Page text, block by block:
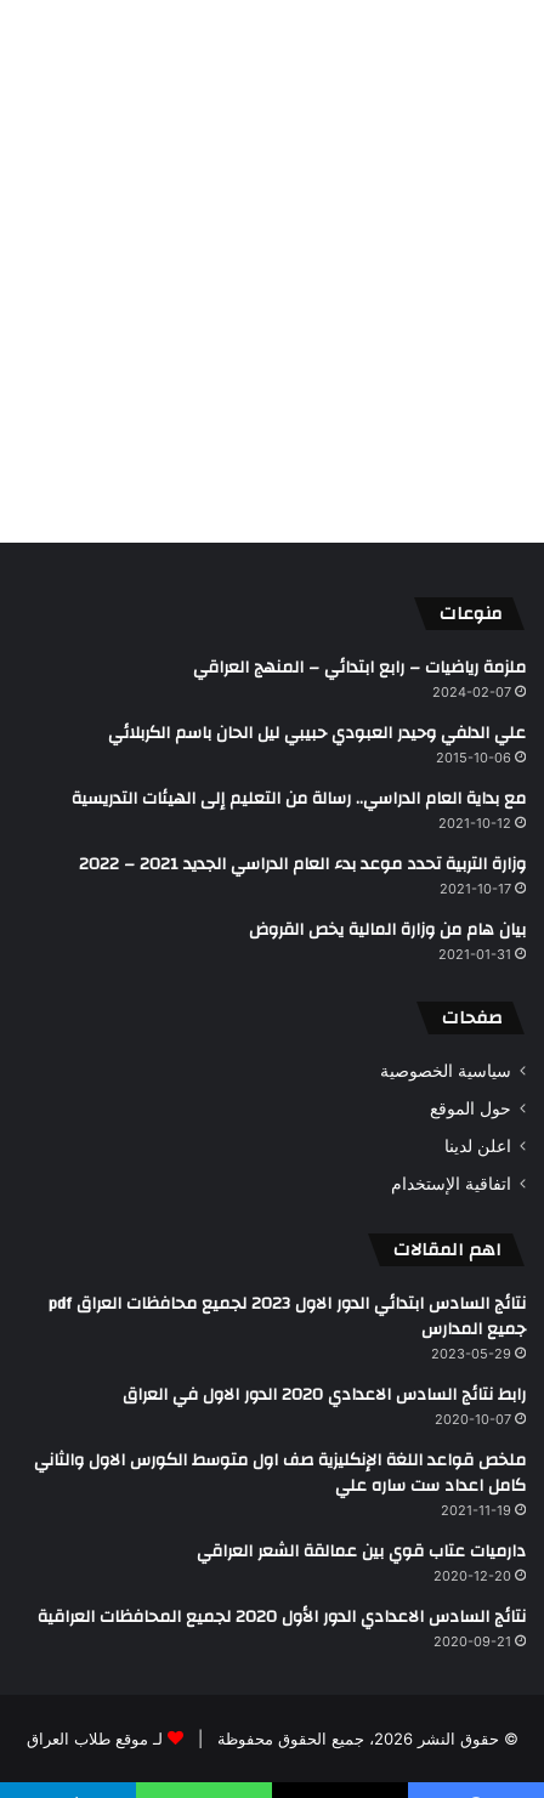
منوعات
ملزمة رياضيات – رابع ابتدائي – المنهج العراقي
2024-02-07
علي الدلفي وحيدر العبودي حبيبي ليل الحان باسم الكربلائي
2015-10-06
مع بداية العام الدراسي.. رسالة من التعليم إلى الهيئات التدريسية
2021-10-12
وزارة التربية تحدد موعد بدء العام الدراسي الجديد 2021 – 2022
2021-10-17
بيان هام من وزارة المالية يخص القروض
2021-01-31
صفحات
سياسية الخصوصية
حول الموقع
اعلن لدينا
اتفاقية الإستخدام
اهم المقالات
نتائج السادس ابتدائي الدور الاول 2023 لجميع محافظات العراق pdf
جميع المدارس
2023-05-29
رابط نتائج السادس الاعدادي 2020 الدور الاول في العراق
2020-10-07
ملخص قواعد اللغة الإنكليزية صف اول متوسط الكورس الاول والثاني
كامل اعداد ست ساره علي
2021-11-19
دارميات عتاب قوي بين عمالقة الشعر العراقي
2020-12-20
نتائج السادس الاعدادي الدور الأول 2020 لجميع المحافظات العراقية
2020-09-21
© حقوق النشر 2026، جميع الحقوق محفوظة | لـ موقع طلاب العراق